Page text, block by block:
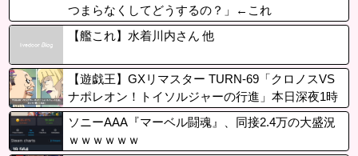
つまらなくしてどうするの？」←これ
【艦これ】水着川内さん 他
【遊戯王】GXリマスター TURN-69「クロノスVS
ナポレオン！トイソルジャーの行進」本日深夜1時
23分〜テレ東にて放送！
ソニーAAA『マーベル闘魂』、同接2.4万の大盛況
ｗｗｗｗｗｗ